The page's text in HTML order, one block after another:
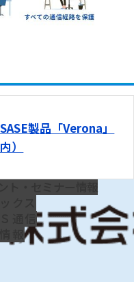
製品「Verona」
）
ント・セミナー情報
Ｓ通信